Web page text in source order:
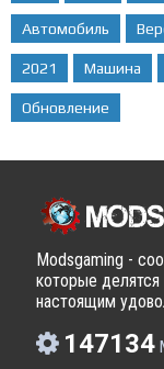
Автомобиль
2021 Машина
Обновление
Modsgaming -
которые
настоящим
147134